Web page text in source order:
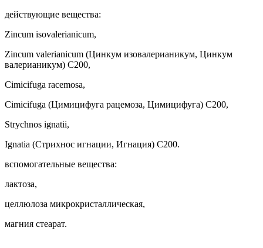
действующие вещества:
Zincum isovalerianicum,
Zincum valerianicum (Цинкум изовалерианикум, Цинкум
валерианикум) С200,
Cimicifuga racemosa,
Cimicifuga (Цимицифуга рацемоза, Цимицифуга) С200,
Strychnos ignatii,
Ignatia (Стрихнос игнации, Игнация) С200.
вспомогательные вещества:
лактоза,
целлюлоза микрокристаллическая,
магния стеарат.